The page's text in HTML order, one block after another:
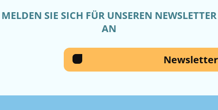
MELDEN SIE SICH FÜR UNSEREN NEWSLETTER
AN
Newsletter